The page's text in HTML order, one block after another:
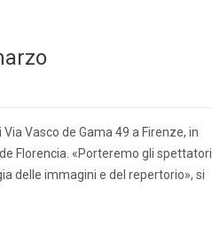
Vasco de Gama 49 a Firenze, in
Florencia. «Porteremo gli spettatori
delle immagini e del repertorio», si